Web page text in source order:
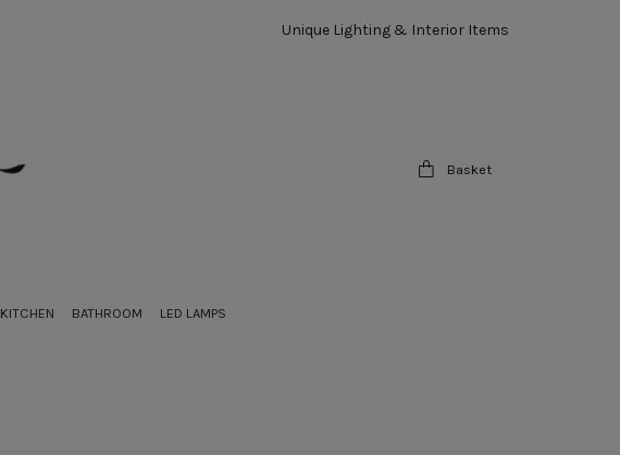
Unique Lighting & Interior Items
Basket
KITCHEN BATHROOM LED LAMPS